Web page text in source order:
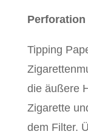
Tipping
die äußere
Zigarette
dem Filter.